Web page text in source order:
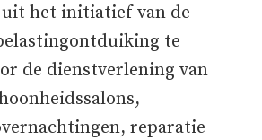
het initiatief van de
te
de dienstverlening van
reparatie